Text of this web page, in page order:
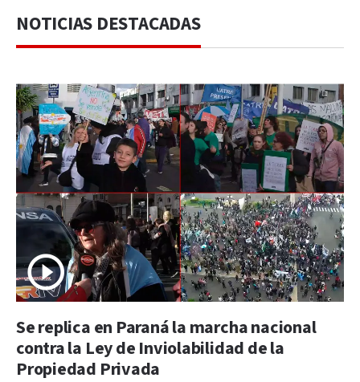
NOTICIAS DESTACADAS
Se replica en Paraná la marcha nacional
contra la Ley de Inviolabilidad de la
Propiedad Privada